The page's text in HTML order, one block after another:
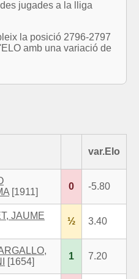
jugades a la lliga
la posició 2796-2797
amb una variació de
var.Elo
[1911]
0 -5.80
JAUME
½ 3.40
[1654]
1 7.20